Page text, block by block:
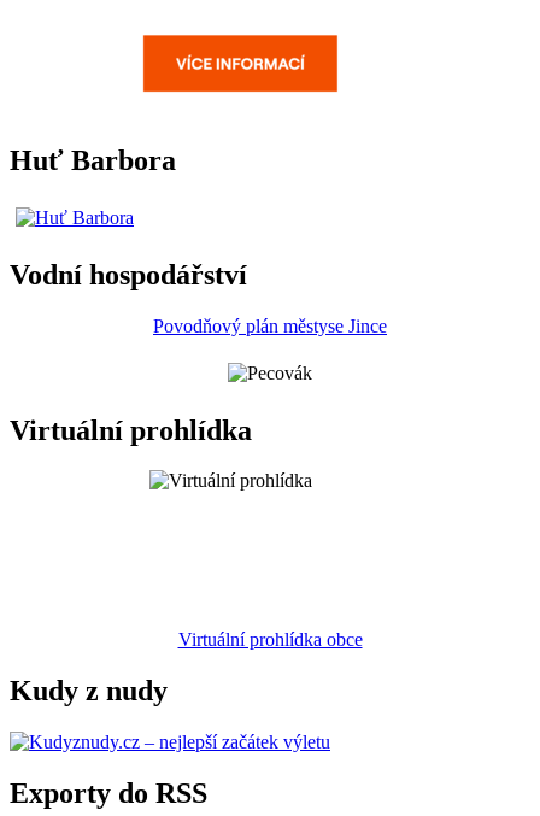
Huť Barbora
Vodní hospodářství
Povodňový plán městyse Jince
Virtuální prohlídka
Virtuální prohlídka obce
Kudy z nudy
Exporty do RSS